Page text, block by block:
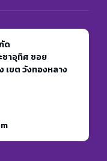
ด
ชาอุทิศ ซอย
เขต วังทองหลาง